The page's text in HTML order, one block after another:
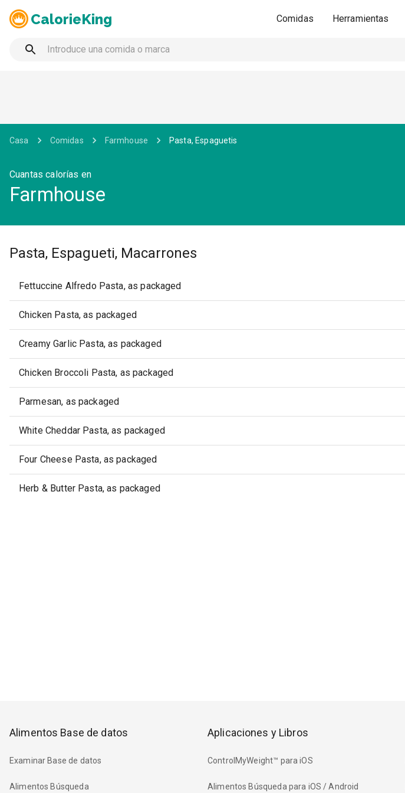
CalorieKing Comidas Herramientas
Casa Comidas Farmhouse Pasta, Espaguetis
Cuantas calorías en
Farmhouse
Pasta, Espagueti, Macarrones
Fettuccine Alfredo Pasta, as packaged
Chicken Pasta, as packaged
Creamy Garlic Pasta, as packaged
Chicken Broccoli Pasta, as packaged
Parmesan, as packaged
White Cheddar Pasta, as packaged
Four Cheese Pasta, as packaged
Herb & Butter Pasta, as packaged
Alimentos Base de datos
Examinar Base de datos
Alimentos Búsqueda
Aplicaciones y Libros
ControlMyWeight™ para iOS
Alimentos Búsqueda para iOS / Android